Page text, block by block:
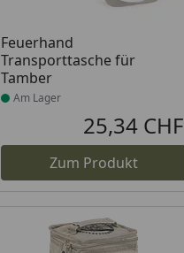
Feuerhand
Transporttasche für
Tamber
Produkt am Lager
Am Lager
25,34 CHF
Zum Produkt